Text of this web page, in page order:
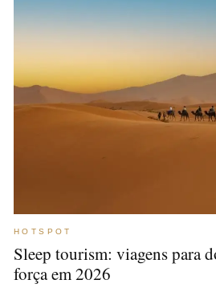
HOTSPOT
Sleep tourism: viagens para
força em 2026